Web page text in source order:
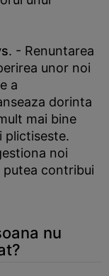
. - Renuntarea
unor noi
a
dorinta
mai bine
plictiseste.
noi
putea contribui
nu